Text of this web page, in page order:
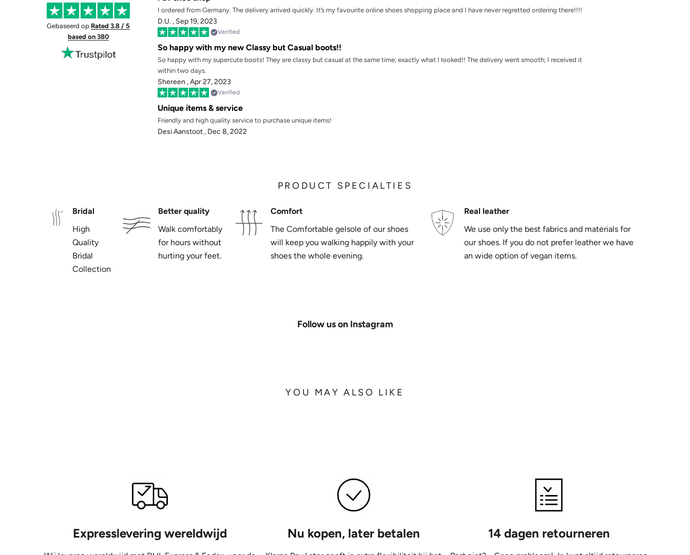
Gebaseerd op Rated 3.8 / 5
based on 380
I ordered from Germany. The delivery arrived quickly. It’s my favourite online shoes shopping place and I have never regretted ordering there!!!!
D.U. , Sep 19, 2023
Verified
So happy with my new Classy but Casual boots!!
So happy with my supercute boots! They are classy but casual at the same time; exactly what I looked!! The delivery went smooth; I received it
within two days.
Shereen ,Apr 27, 2023
Verified
Unique items & service
Friendly and high quality service to purchase unique items!
Desi Aanstoot , Dec 8, 2022
PRODUCT SPECIALTIES
Bridal
High
Quality
Bridal
Collection
Better quality
Walk comfortably
for hours without
hurting your feet.
Comfort
The Comfortable gelsole of our shoes
will keep you walking happily with your
shoes the whole evening.
Real leather
We use only the best fabrics and materials for
our shoes. If you do not prefer leather we have
an wide option of vegan items.
Follow us on Instagram
YOU MAY ALSO LIKE
Expresslevering wereldwijd Nu kopen, later betalen 14 dagen retourneren